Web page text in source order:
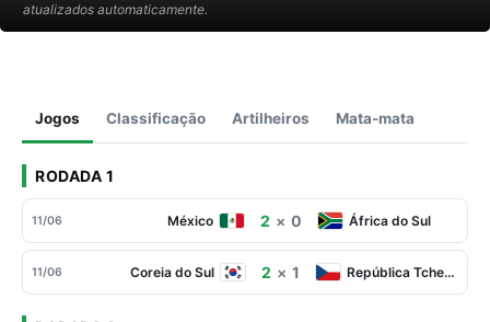
atualizados automaticamente.
Jogos Classificação Artilheiros Mata-mata
RODADA 1
11/06 México 2 × 0 África do Sul
11/06 Coreia do Sul 2 × 1 República Tcheca